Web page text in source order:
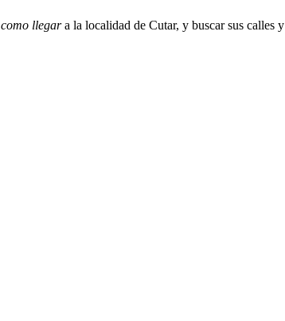
como llegara la localidad de Cutar, y buscar sus calles y